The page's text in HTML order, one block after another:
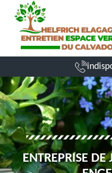
ENTREPRISE